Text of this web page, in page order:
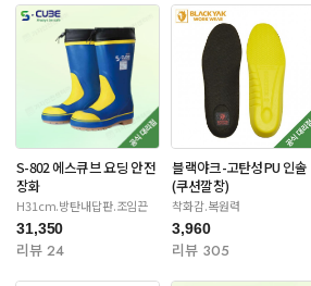
S-802 에스큐브 요딩 안전
장화
H31cm.방탄내답판.조임끈
31,350
리뷰 24
블랙야크-고탄성PU 인솔
(쿠션깔창)
착화감.복원력
3,960
리뷰 305